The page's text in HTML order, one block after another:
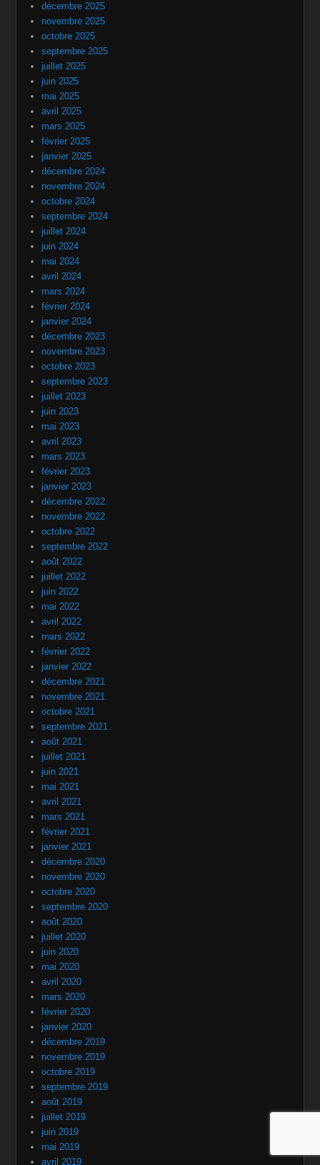
décembre 2025
novembre 2025
octobre 2025
septembre 2025
juillet 2025
juin 2025
mai 2025
avril 2025
mars 2025
février 2025
janvier 2025
décembre 2024
novembre 2024
octobre 2024
septembre 2024
juillet 2024
juin 2024
mai 2024
avril 2024
mars 2024
février 2024
janvier 2024
décembre 2023
novembre 2023
octobre 2023
septembre 2023
juillet 2023
juin 2023
mai 2023
avril 2023
mars 2023
février 2023
janvier 2023
décembre 2022
novembre 2022
octobre 2022
septembre 2022
août 2022
juillet 2022
juin 2022
mai 2022
avril 2022
mars 2022
février 2022
janvier 2022
décembre 2021
novembre 2021
octobre 2021
septembre 2021
août 2021
juillet 2021
juin 2021
mai 2021
avril 2021
mars 2021
février 2021
janvier 2021
décembre 2020
novembre 2020
octobre 2020
septembre 2020
août 2020
juillet 2020
juin 2020
mai 2020
avril 2020
mars 2020
février 2020
janvier 2020
décembre 2019
novembre 2019
octobre 2019
septembre 2019
août 2019
juillet 2019
juin 2019
mai 2019
avril 2019